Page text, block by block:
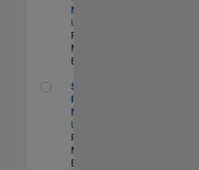
Manager
US-MA-Natick
Program
Management |
Experimentado
Senior Program Manager
Senior
Program
Manager
US-MA-Natick
Program
Management |
Experimentado